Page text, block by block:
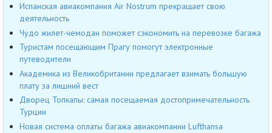
Испанская авиакомпания Air Nostrum прекращает свою
деятельность
Чудо жилет-чемодан поможет сэкономить на перевозке багажа
Туристам посещающим Прагу помогут электронные
путеводители
Академика из Великобритании предлагает взимать большую
плату за лишний вест
Дворец Топкапы: самая посещаемая достопримечательность
Турции
Новая система оплаты багажа авиакомпании Lufthansa